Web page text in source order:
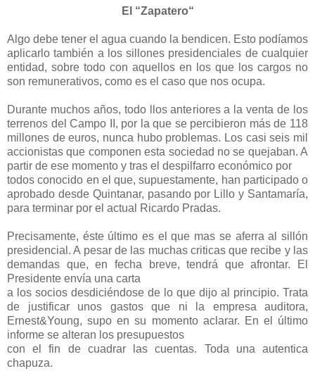
El “Zapatero“
Algo debe tener el agua cuando la bendicen. Esto podíamos
aplicarlo también a los sillones presidenciales de cualquier
entidad, sobre todo con aquellos en los que los cargos no
son remunerativos, como es el caso que nos ocupa.
Durante muchos años, todo llos anteriores a la venta de los
terrenos del Campo II, por la que se percibieron más de 118
millones de euros, nunca hubo problemas. Los casi seis mil
accionistas que componen esta sociedad no se quejaban. A
partir de ese momento y tras el despilfarro económico por
todos conocido en el que, supuestamente, han participado o
aprobado desde Quintanar, pasando por Lillo y Santamaría,
para terminar por el actual Ricardo Pradas.
Precisamente, éste último es el que mas se aferra al sillón
presidencial. A pesar de las muchas criticas que recibe y las
demandas que, en fecha breve, tendrá que afrontar. El
Presidente envía una carta
a los socios desdiciéndose de lo que dijo al principio. Trata
de justificar unos gastos que ni la empresa auditora,
Ernest&Young, supo en su momento aclarar. En el último
informe se alteran los presupuestos
con el fin de cuadrar las cuentas. Toda una autentica
chapuza.